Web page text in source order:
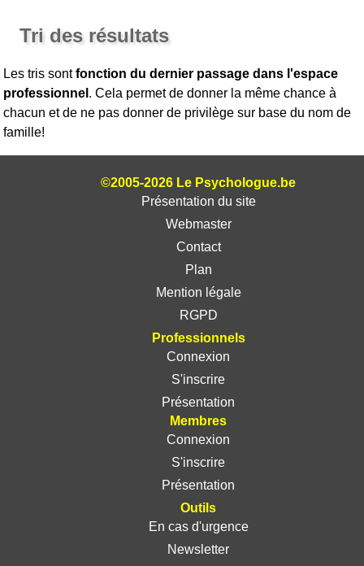
Tri des résultats
Les tris sontfonction du dernier passage dans l'espace
professionnel . Cela permet de donner la même chance à
chacun et de ne pas donner de privilège sur base du nom de
famille!
©2005-2026 Le Psychologue.be
Présentation du site
Webmaster
Contact
Plan
Mention légale
RGPD
Professionnels
Connexion
S'inscrire
Présentation
Membres
Connexion
S'inscrire
Présentation
Outils
En cas d'urgence
Newsletter